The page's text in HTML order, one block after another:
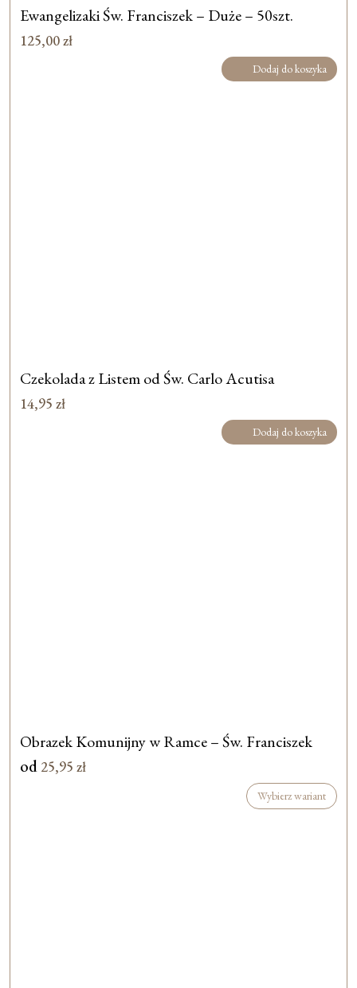
Ewangelizaki Św. Franciszek – Duże – 50szt.
125,00zł
Dodaj do koszyka
Czekolada z Listem od Św. Carlo Acutisa
14,95 zł
Dodaj do koszyka
Obrazek Komunijny w Ramce – Św. Franciszek
od 25,95 zł
Wybierz wariant